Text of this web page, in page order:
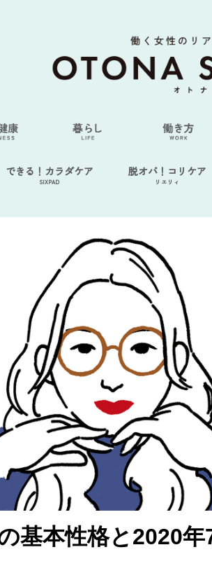
できる！カラダケア
SIXPAD
脱オバ！コリケア
リエリィ
基本性格と2020